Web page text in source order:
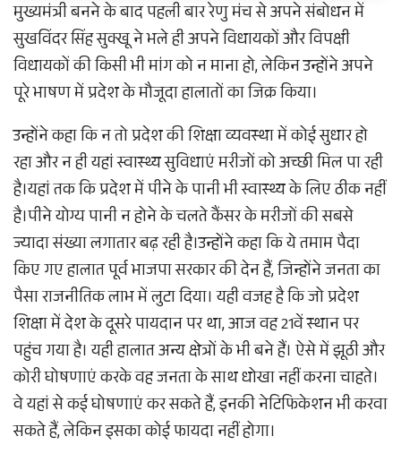
मुख्यमंत्री बनने के बाद पहली बार रेणु मंच से अपने संबोधन में
सुखविंदर सिंह सुक्खू ने भले ही अपने विधायकों और विपक्षी
विधायकों की किसी भी मांग को न माना हो, लेकिन उन्होंने अपने
पूरे भाषण में प्रदेश के मौजूदा हालातों का जिक्र किया।
उन्होंने कहा कि न तो प्रदेश की शिक्षा व्यवस्था में कोई सुधार हो
रहा और न ही यहां स्वास्थ्य सुविधाएं मरीजों को अच्छी मिल पा रही
है।यहां तक कि प्रदेश में पीने के पानी भी स्वास्थ्य के लिए ठीक नहीं
है।पीने योग्य पानी न होने के चलते कैंसर के मरीजों की सबसे
ज्यादा संख्या लगातार बढ़ रही है।उन्होंने कहा कि ये तमाम पैदा
किए गए हालात पूर्व भाजपा सरकार की देन हैं, जिन्होंने जनता का
पैसा राजनीतिक लाभ में लुटा दिया। यही वजह है कि जो प्रदेश
शिक्षा में देश के दूसरे पायदान पर था, आज वह 21वें स्थान पर
पहुंच गया है। यही हालात अन्य क्षेत्रों के भी बने हैं। ऐसे में झूठी और
कोरी घोषणाएं करके वह जनता के साथ धोखा नहीं करना चाहते।
वे यहां से कई घोषणाएं कर सकते हैं, इनकी नेटिफिकेशन भी करवा
सकते हैं, लेकिन इसका कोई फायदा नहीं होगा।